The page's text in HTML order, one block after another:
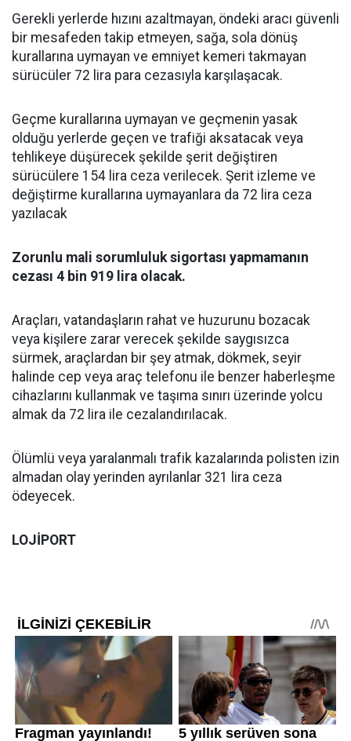
Gerekli yerlerde hızını azaltmayan, öndeki aracı güvenli
bir mesafeden takip etmeyen, sağa, sola dönüş
kurallarına uymayan ve emniyet kemeri takmayan
sürücüler 72 lira para cezasıyla karşılaşacak.
Geçme kurallarına uymayan ve geçmenin yasak
olduğu yerlerde geçen ve trafiği aksatacak veya
tehlikeye düşürecek şekilde şerit değiştiren
sürücülere 154 lira ceza verilecek. Şerit izleme ve
değiştirme kurallarına uymayanlara da 72 lira ceza
yazılacak
Zorunlu mali sorumluluk sigortası yapmamanın
cezası 4 bin 919 lira olacak.
Araçları, vatandaşların rahat ve huzurunu bozacak
veya kişilere zarar verecek şekilde saygısızca
sürmek, araçlardan bir şey atmak, dökmek, seyir
halinde cep veya araç telefonu ile benzer haberleşme
cihazlarını kullanmak ve taşıma sınırı üzerinde yolcu
almak da 72 lira ile cezalandırılacak.
Ölümlü veya yaralanmalı trafik kazalarında polisten izin
almadan olay yerinden ayrılanlar 321 lira ceza
ödeyecek.
LOJİPORT